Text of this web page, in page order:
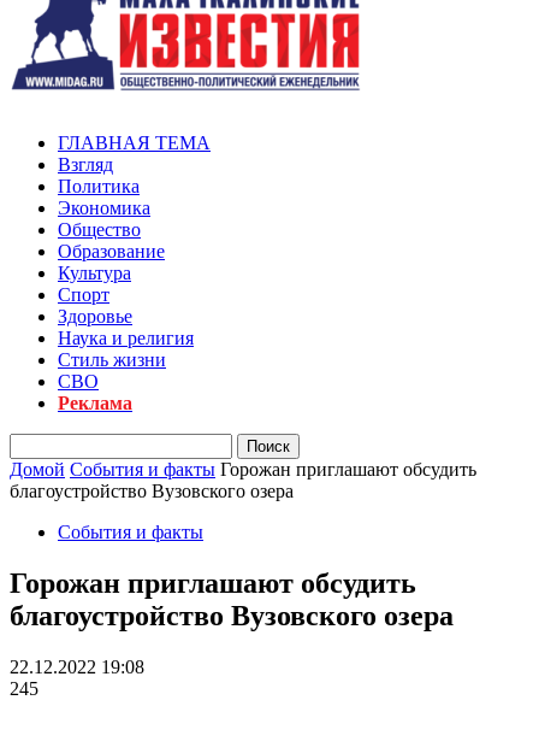
ГЛАВНАЯ ТЕМА
Взгляд
Политика
Экономика
Общество
Образование
Культура
Спорт
Здоровье
Наука и религия
Стиль жизни
СВО
Реклама
Домой События и факты Горожан приглашают обсудить
благоустройство Вузовского озера
События и факты
Горожан приглашают обсудить
благоустройство Вузовского озера
22.12.2022 19:08
245